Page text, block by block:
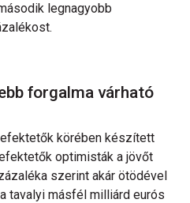
legnagyobb
forgalma várható
körében készített
optimisták a jövőt
szerint akár ötödével
tavalyi másfél milliárd eurós